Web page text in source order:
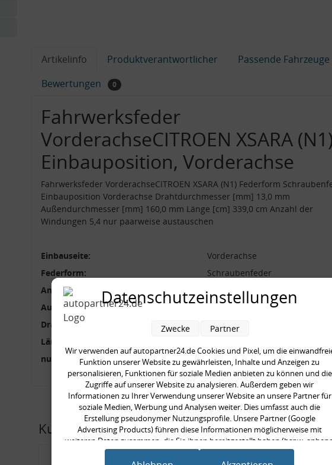
Artikelinfo Produktverantwortlicher
Passende Fahrzeuge
Bewertungen
0
Fahrwerksfeder
VorderachseCITROEN XSARA
Einbauposition, Vorderachse
Fahrwerksfeder VorderachseCITROEN XSARA (N1) Federform
Einbauposition Vorderachse Drahtdurchmesser [mm] 13,0 mm
Außendurchmesser [mm] 160,0 mm Länge [cm] 339,0 cm Anzahl der
Windungen 5,4 nur paarweise austauschen
Einbauseite:
Vorderachse
Federform:
Schraubenfeder
Anzahl der Windungen:
5,4
Außendurchmesser [mm]:
160,0 mm
Drahtdurchmesser [mm]:
13,0 mm
Länge [cm]:
nur paarweise austauschen:
Kunden kauften auch
Datenschutzeinstellungen
Wir verwenden auf autopartner24.de Cookies und Pixel, um die
Funktion unserer Website zu gewährleisten, Inhalte und Anzeigen zu
personalisieren, Funktionen für soziale Medien anbieten zu können und die
Zugriffe auf unserer Website zu analysieren. Außerdem geben wir
Informationen zu Ihrer Verwendung unserer Website an unsere Partner für
soziale Medien, Werbung und Analysen weiter. Dies umfasst auch die
Erstellung pseudonymer Nutzungsprofile. Unsere Partner (Google
Advertising Products) führen diese Informationen möglicherweise mit
weiteren Daten zusammen, die Sie ihnen bereitgestellt haben (bspw.
eines persönlichen Accounts) oder welche sie im Rahmen Ihrer Nutzung der
Zwecke Partner